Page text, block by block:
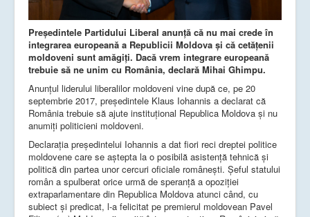
Președintele Partidului Liberal anunță că nu mai crede în
integrarea europeană a Republicii Moldova și că cetățenii
moldoveni sunt amăgiți. Dacă vrem integrare europeană
trebuie să ne unim cu România, declară Mihai Ghimpu.
Anunțul liderului liberalilor moldoveni vine după ce, pe 20
septembrie 2017, președintele Klaus Iohannis a declarat că
România trebuie să ajute instituțional Republica Moldova și nu
anumiți politicieni moldoveni.
Declarația președintelui Iohannis a dat fiori reci dreptei politice
moldovene care se aștepta la o posibilă asistență tehnică și
politică din partea unor cercuri oficiale românești. Șeful statului
român a spulberat orice urmă de speranță a opoziției
extraparlamentare din Republica Moldova atunci când, cu
subiect și predicat, l-a felicitat pe premierul moldovean Pavel